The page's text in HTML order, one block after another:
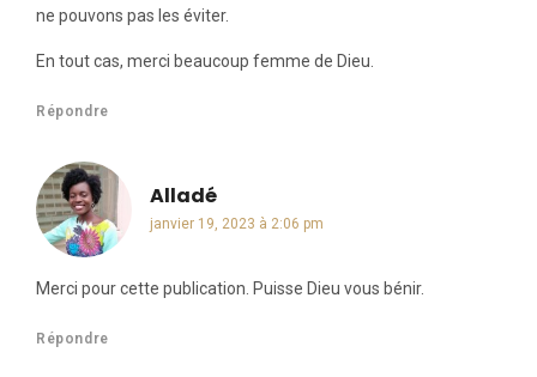
ne pouvons pas les éviter.
En tout cas, merci beaucoup femme de Dieu.
Répondre
Alladédit :
janvier 19, 2023 à 2:06 pm
Merci pour cette publication. Puisse Dieu vous bénir.
Répondre